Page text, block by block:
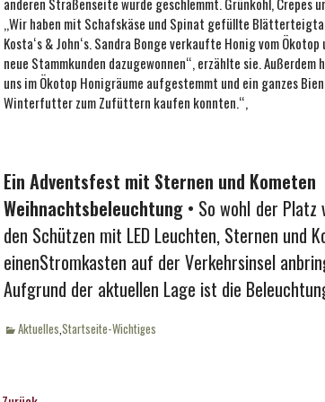
,,Wir haben mit Schafskäse und Spinat gefüllte
Kosta‘s & John‘s. Sandra Bonge verkaufte Honig vom
neue Stammkunden dazugewonnen“, erzählte sie.
uns im Ökotop Honigräume aufgestemmt und ein ganzes
Winterfutter zum Zufüttern kaufen konnten.“,
Ein Adventsfest mit Sternen und Kometen
Weihnachtsbeleuchtung • So­ wohI der
den Schützen mit LED Leuchten, Sternen und
einenStromkasten auf der Verkehrsinsel
Aufgrund der aktuellen Lage ist die
Kategorien
Aktuelles Startseite-Wichtiges